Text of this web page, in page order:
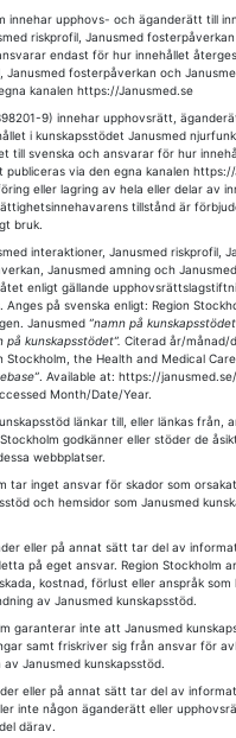
innehar upphovs- och äganderätt till
riskprofil, Janusmed
endast för hur innehållet
Janusmed fosterpåverkan och
kanalen https://Janusmed.se
9) innehar upphovsrätt,
i kunskapsstödet Janusmed
till svenska och ansvarar för hur
via den egna kanalen https://
eller lagring av hela eller delar av
tillstånd är
bruk.
interaktioner, Janusmed riskprofil,
Janusmed amning och
enligt gällande
Anges på svenska enligt: Region
Janusmed ”namn på
på kunskapsstödet”. Citerad år/månad/
Stockholm, the Health and Medical
. Available at: https://janusmed.se/
Month/Date/Year.
länkar till, eller länkas från,
godkänner eller stöder de
webbplatser.
tar inget ansvar för skador som
och hemsidor som Janusmed
eller på annat sätt tar del av
på eget ansvar. Region Stockholm
kostnad, förlust eller anspråk som
av Janusmed kunskapsstöd.
garanterar inte att Janusmed
samt friskriver sig från ansvar för
Janusmed kunskapsstöd.
eller på annat sätt tar del av
inte någon äganderätt eller
därav.